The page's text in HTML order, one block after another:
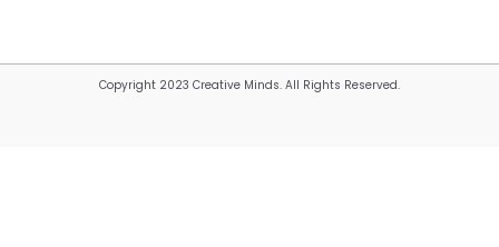
Copyright 2023 Creative Minds. All Rights Reserved.